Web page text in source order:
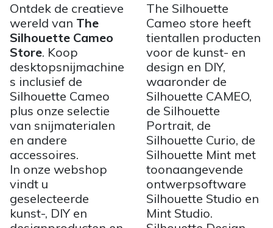
Ontdek de creatieve
wereld van The
Silhouette Cameo
Store. Koop
desktopsnijmachine
s inclusief de
Silhouette Cameo
plus onze selectie
van snijmaterialen
en andere
accessoires.
In onze webshop
vindt u
geselecteerde
kunst-, DIY en
The Silhouette
Cameo store heeft
tientallen producten
voor de kunst- en
design en DIY,
waaronder de
Silhouette CAMEO,
de Silhouette
Portrait, de
Silhouette Curio, de
Silhouette Mint met
toonaangevende
ontwerpsoftware
Silhouette Studio en
Mint Studio.